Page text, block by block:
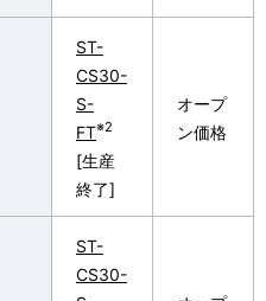
ST-
CS30-
S-
FT※2
[生産
終了]
オープ
ン価格
ST-
CS30-